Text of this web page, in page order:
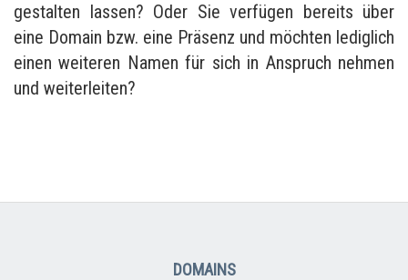
gestalten lassen? Oder Sie verfügen bereits über
eine Domain bzw. eine Präsenz und möchten lediglich
einen weiteren Namen für sich in Anspruch nehmen
und weiterleiten?
DOMAINS